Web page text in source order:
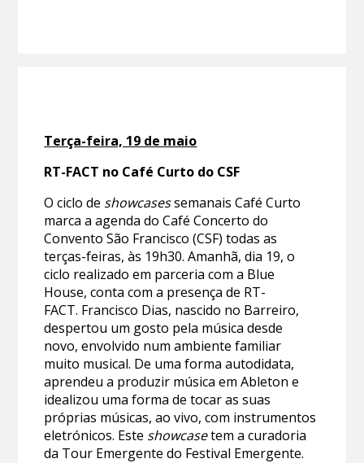
Terça-feira, 19 de maio
RT-FACT no Café Curto do CSF
O ciclo de showcasessemanais Café Curto
marca a agenda do Café Concerto do
Convento São Francisco (CSF) todas as
terças-feiras, às 19h30. Amanhã, dia 19, o
ciclo realizado em parceria com a Blue
House, conta com a presença de RT-
FACT. Francisco Dias, nascido no Barreiro,
despertou um gosto pela música desde
novo, envolvido num ambiente familiar
muito musical. De uma forma autodidata,
aprendeu a produzir música em Ableton e
idealizou uma forma de tocar as suas
próprias músicas, ao vivo, com instrumentos
eletrónicos. Este showcasetem a curadoria
da Tour Emergente do Festival Emergente.